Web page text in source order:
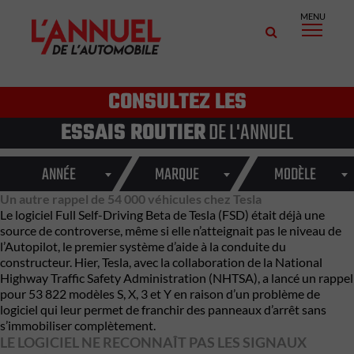
MENU
CONSULTEZ LES
ESSAIS ROUTIERDE L'ANNUEL
ANNÉE MARQUE MODÈLE
Un autre rappel de 54 000 véhicules chez Tesla
Le logiciel Full Self-Driving Beta de Tesla (FSD) était déjà une
source de controverse, même si elle n’atteignait pas le niveau de
l’Autopilot, le premier système d’aide à la conduite du
constructeur. Hier, Tesla, avec la collaboration de la National
Highway Traffic Safety Administration (NHTSA), a lancé un rappel
pour 53 822 modèles S, X, 3 et Y en raison d’un problème de
logiciel qui leur permet de franchir des panneaux d’arrêt sans
s’immobiliser complètement.
LE LOGICIEL NE RECONNAÎT PAS LES SIGNAUX